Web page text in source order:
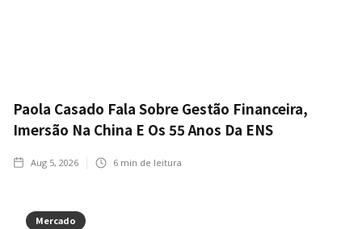
Paola Casado Fala Sobre Gestão Financeira,
Imersão Na China E Os 55 Anos Da ENS
Aug 5, 2026 6 min de leitura
Mercado